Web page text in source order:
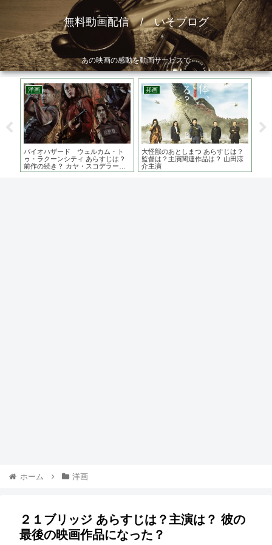
無料動画配信 / いそブログ
あの映画の感動を動画サービスで
洋画
バイオハザード ウェルカム・ト
ゥ・ラクーンシティ あらすじは？
前作の続き？ カヤ・スコデラーリ
オ主演
邦画
大怪獣のあとしまつ あらすじは？
監督は？主演関連作品は？ 山田涼
介主演
ホーム 洋画
２１ブリッジ あらすじは？主演は？ 彼の
最後の映画作品になった？